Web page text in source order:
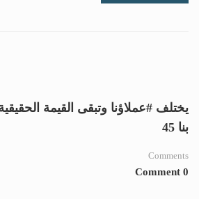
يختلف #عملاؤنا وتبقى القيمة
بنا 45
Comments
0 Comment